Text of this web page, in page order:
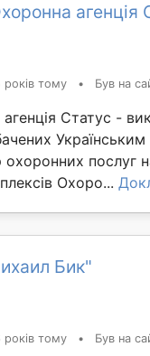
агенція
років тому • Був на
Статус -
послуг
Охоро...
Бик"
років тому • Був на